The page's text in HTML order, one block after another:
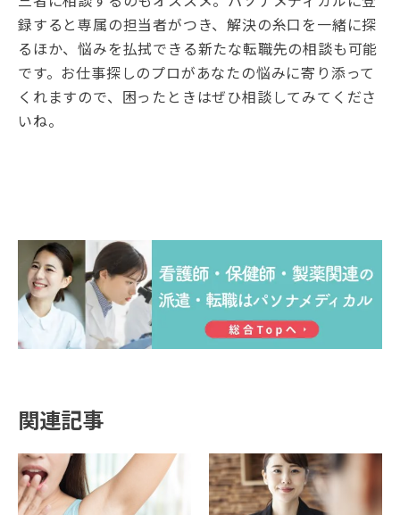
録すると専属の担当者がつき、解決の糸口を一緒に探
るほか、悩みを払拭できる新たな転職先の相談も可能
です。お仕事探しのプロがあなたの悩みに寄り添って
くれますので、困ったときはぜひ相談してみてくださ
いね。
関連記事